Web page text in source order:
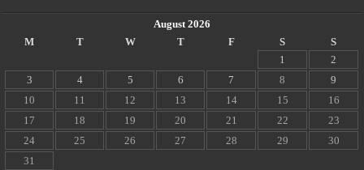
August 2026
M
T W T F S
S
1
2
3
4 5 6 7 8
9
10
11 12 13 14 15
16
17
18 19 20 21 22
23
24
25 26 27 28 29
30
31